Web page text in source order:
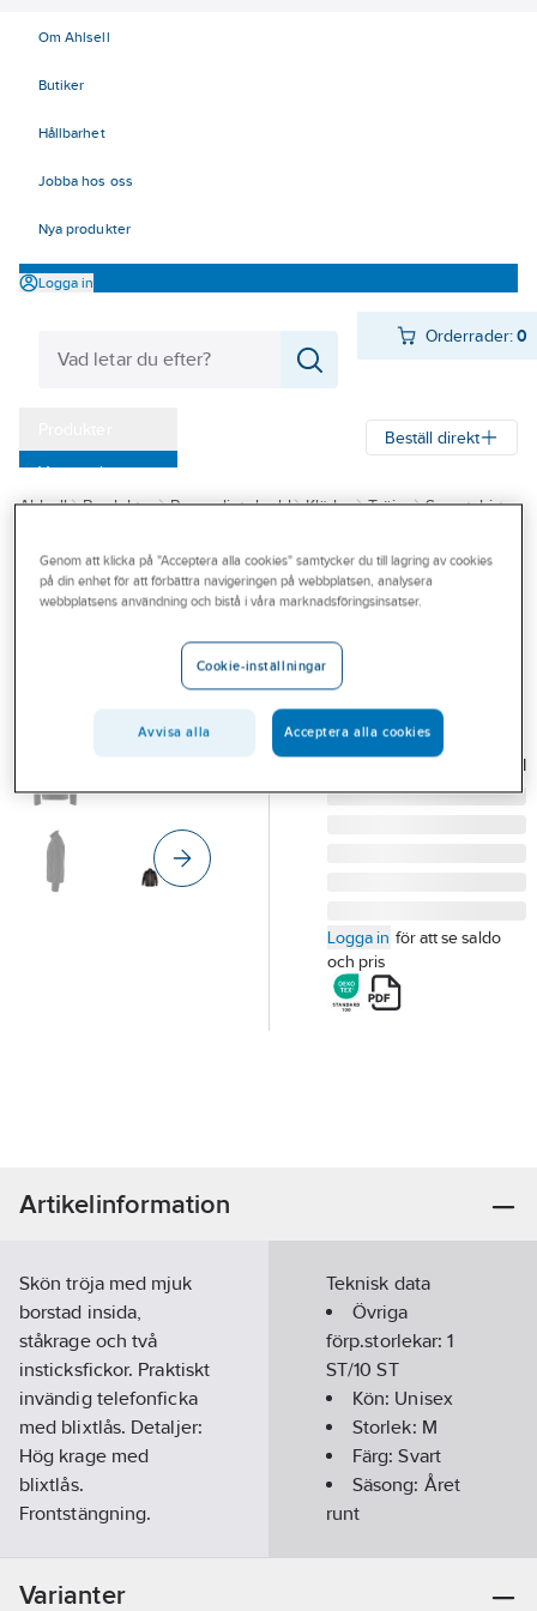
Om Ahlsell
Butiker
Hållbarhet
Jobba hos oss
Nya produkter
Logga in
Orderrader:0
Varumärken
Outlet
Branscher
Beställ direkt
Ahlsell Produkter Personligt skydd Kläder Tröjor Sweatshirt
BLÅKLÄDER
Tröja Blåkläder
TRÖJA BLK 3362-2526
SVART/MGRÅ HELZIP
STL M
Artikelnummer:
Lev.
336225269998M
Logga in för att se saldo
och pris
Artikelinformation
Skön tröja med mjuk
borstad insida,
ståkrage och två
insticksfickor. Praktiskt
invändig telefonficka
med blixtlås. Detaljer:
Hög krage med
blixtlås.
Frontstängning.
Känguruficka med
Teknisk data
Övriga
förp.storlekar:1
ST/10 ST
Kön: Unisex
Storlek: M
Färg:Svart
Säsong: Året
runt
Varianter
Genom att klicka på "Acceptera alla cookies" samtycker du till lagring av cookies
på din enhet för att förbättra navigeringen på webbplatsen, analysera
webbplatsens användning och bistå i våra marknadsföringsinsatser.
Cookie-inställningar
Avvisa alla Acceptera alla cookies